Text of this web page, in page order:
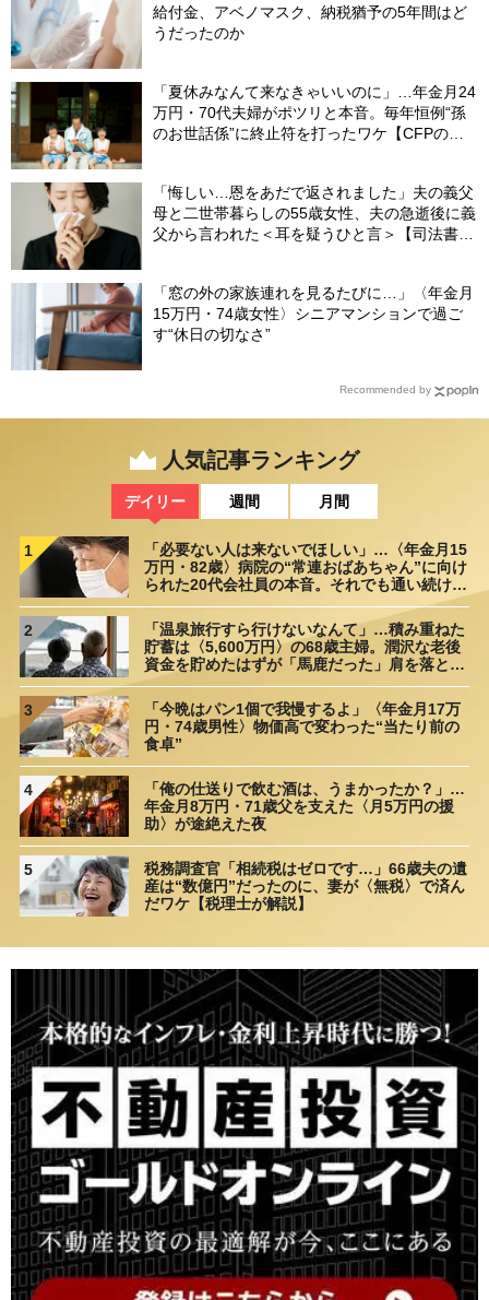
給付金、アベノマスク、納税猶予の5年間はど
うだったのか
「夏休みなんて来なきゃいいのに」…年金月24
万円・70代夫婦がポツリと本音。毎年恒例“孫
のお世話係”に終止符を打ったワケ【CFPの助
「悔しい…恩をあだで返されました」夫の義父
母と二世帯暮らしの55歳女性、夫の急逝後に義
父から言われた＜耳を疑うひと言＞【司法書士
「窓の外の家族連れを見るたびに…」〈年金月
15万円・74歳女性〉シニアマンションで過ご
す“休日の切なさ”
Recommended by
人気記事ランキング
デイリー 週間 月間
1
「必要ない人は来ないでほしい」…〈年金月15
万円・82歳〉病院の“常連おばあちゃん”に向け
られた20代会社員の本音。それでも通い続ける
2
「温泉旅行すら行けないなんて」…積み重ねた
貯蓄は〈5,600万円〉の68歳主婦。潤沢な老後
資金を貯めたはずが「馬鹿だった」肩を落とす
3
「今晩はパン1個で我慢するよ」〈年金月17万
円・74歳男性〉物価高で変わった“当たり前の
食卓”
4
「俺の仕送りで飲む酒は、うまかったか？」…
年金月8万円・71歳父を支えた〈月5万円の援
助〉が途絶えた夜
5
税務調査官「相続税はゼロです…」66歳夫の遺
産は“数億円”だったのに、妻が〈無税〉で済ん
だワケ【税理士が解説】